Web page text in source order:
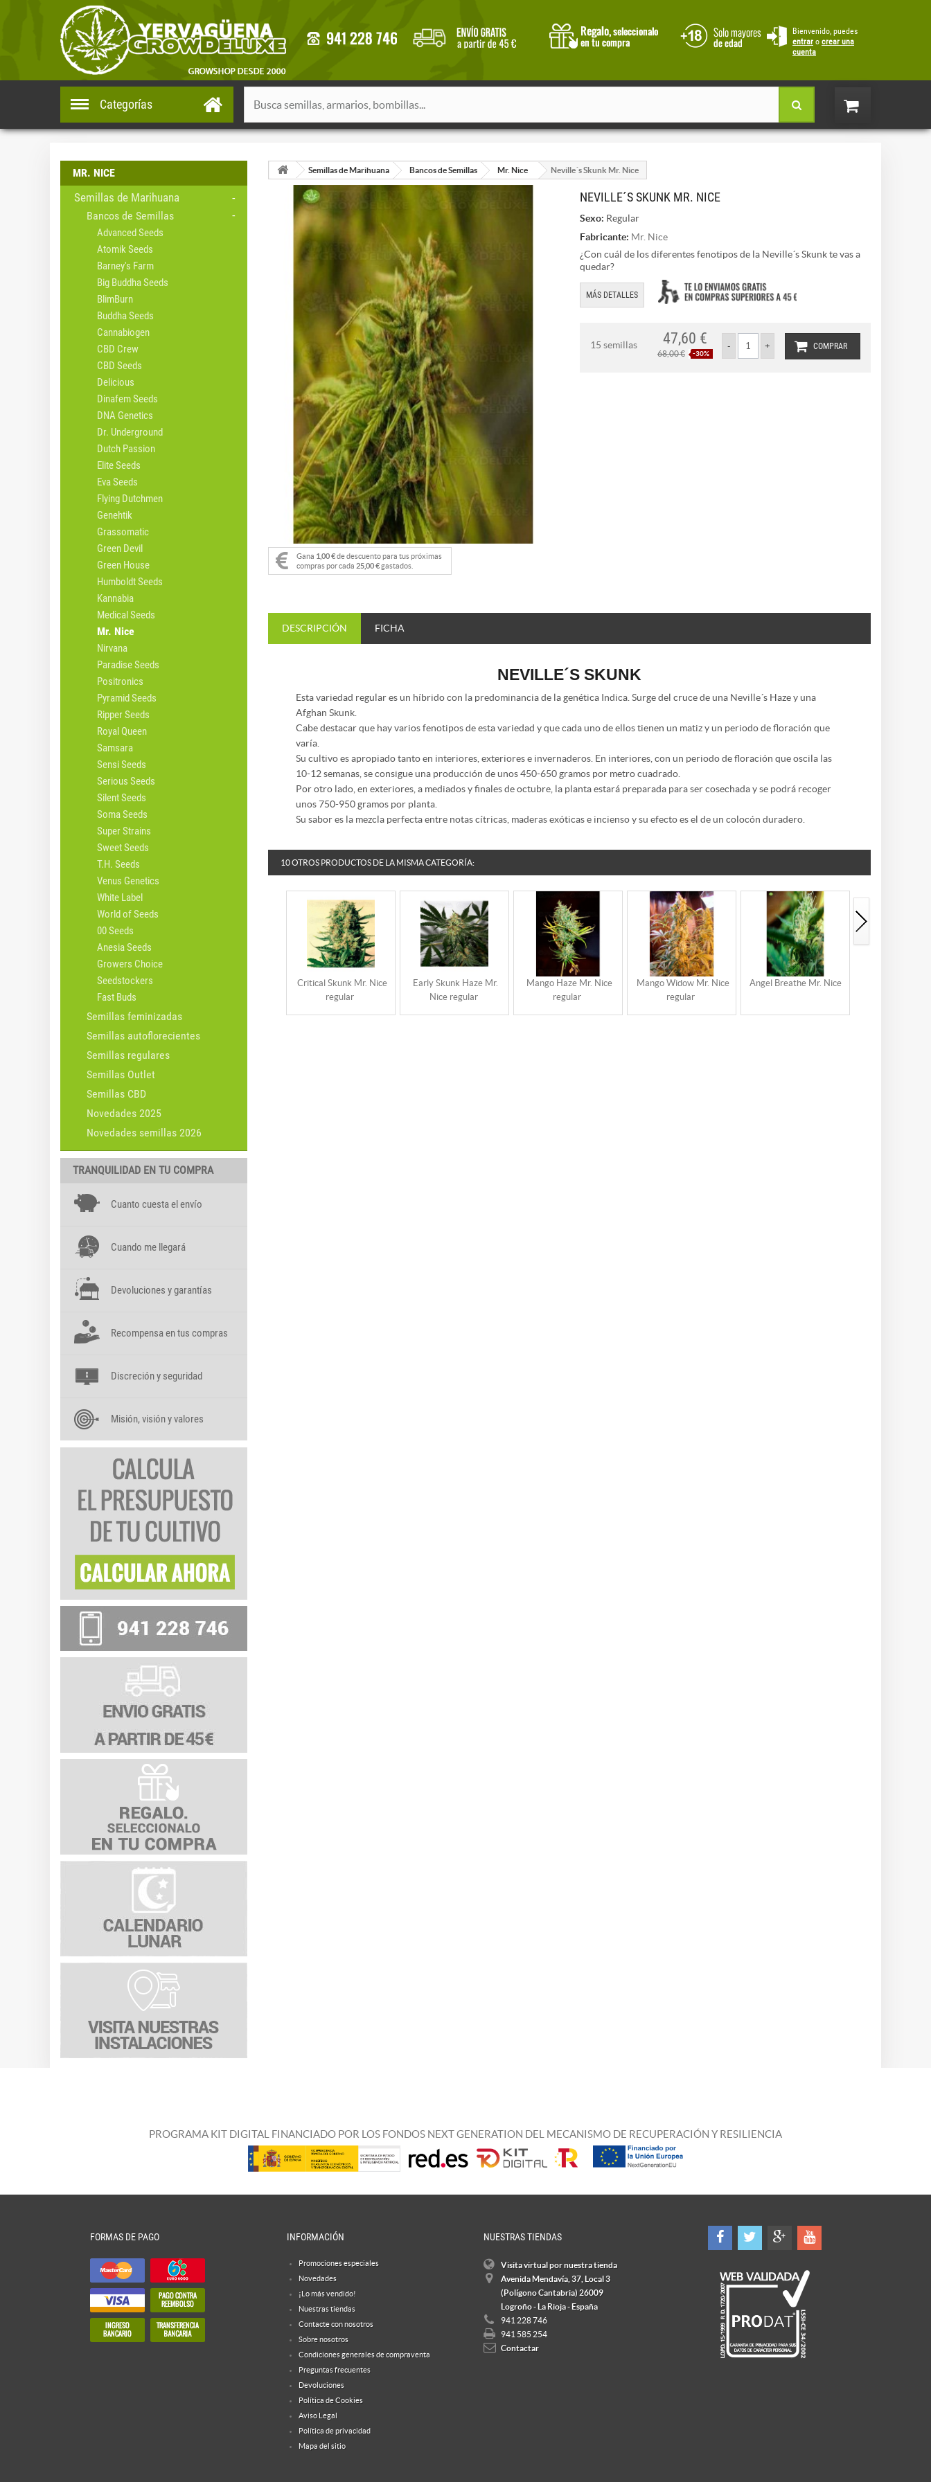
Bienvenido, puedes
entrar o crear una
cuenta
Categorías
MR. NICE
Semillas de Marihuana
Bancos de Semillas
Advanced Seeds
Atomik Seeds
Barney's Farm
Big Buddha Seeds
BlimBurn
Buddha Seeds
Cannabiogen
CBD Crew
CBD Seeds
Delicious
Dinafem Seeds
DNA Genetics
Dr. Underground
Dutch Passion
Elite Seeds
Eva Seeds
Flying Dutchmen
Genehtik
Grassomatic
Green Devil
Green House
Humboldt Seeds
Kannabia
Medical Seeds
Mr. Nice
Nirvana
Paradise Seeds
Positronics
Pyramid Seeds
Ripper Seeds
Royal Queen
Samsara
Sensi Seeds
Serious Seeds
Silent Seeds
Soma Seeds
Super Strains
Sweet Seeds
T.H. Seeds
Venus Genetics
White Label
World of Seeds
00 Seeds
Anesia Seeds
Growers Choice
Seedstockers
Fast Buds
Semillas feminizadas
Semillas autoflorecientes
Semillas regulares
Semillas Outlet
Semillas CBD
Novedades 2025
Novedades semillas 2026
TRANQUILIDAD EN TU COMPRA
Cuanto cuesta el envío
Cuando me llegará
Devoluciones y garantías
Recompensa en tus compras
Discreción y seguridad
Misión, visión y valores
Semillas de Marihuana Bancos de Semillas Mr. Nice Neville´s Skunk Mr. Nice
Gana 1,00 €de descuento para tus próximas
compras por cada 25,00 €gastados.
NEVILLE´S SKUNK MR. NICE
Sexo: Regular
Fabricante: Mr. Nice
¿Con cuál de los diferentes fenotipos de la Neville´s Skunk te vas a
quedar?
MÁS DETALLES
15 semillas COMPRAR
47,60 €
68,00 € -30%
DESCRIPCIÓN FICHA
NEVILLE´S SKUNK
Esta variedad regular es un híbrido con la predominancia de la genética Indica. Surge del cruce de una Neville´s Haze y una
Afghan Skunk.
Cabe destacar que hay varios fenotipos de esta variedad y que cada uno de ellos tienen un matiz y un periodo de floración que
varía.
Su cultivo es apropiado tanto en interiores, exteriores e invernaderos. En interiores, con un periodo de floración que oscila las
10-12 semanas, se consigue una producción de unos 450-650 gramos por metro cuadrado.
Por otro lado, en exteriores, a mediados y finales de octubre, la planta estará preparada para ser cosechada y se podrá recoger
unos 750-950 gramos por planta.
Su sabor es la mezcla perfecta entre notas cítricas, maderas exóticas e incienso y su efecto es el de un colocón duradero.
10 OTROS PRODUCTOS DE LA MISMA CATEGORÍA:
Critical Skunk Mr. Nice
regular
Early Skunk Haze Mr.
Nice regular
Mango Haze Mr. Nice
regular
Mango Widow Mr. Nice
regular
Angel Breathe Mr. Nice
PROGRAMA KIT DIGITAL FINANCIADO POR LOS FONDOS NEXT GENERATION DEL MECANISMO DE RECUPERACIÓN Y RESILIENCIA
FORMAS DE PAGO INFORMACIÓN
Promociones especiales
Novedades
¡Lo más vendido!
Nuestras tiendas
Contacte con nosotros
Sobre nosotros
Condiciones generales de compraventa
Preguntas frecuentes
Devoluciones
Política de Cookies
Aviso Legal
Política de privacidad
Mapa del sitio
NUESTRAS TIENDAS
Visita virtual por nuestra tienda
Avenida Mendavía, 37, Local 3
(Polígono Cantabria) 26009
Logroño - La Rioja - España
941 228 746
941 585 254
Contactar